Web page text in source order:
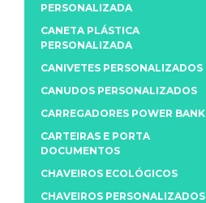
PERSONALIZADA
CANETA PLÁSTICA
PERSONALIZADA
CANIVETES PERSONALIZADOS
CANUDOS PERSONALIZADOS
CARREGADORES POWER BANK
CARTEIRAS E PORTA
DOCUMENTOS
CHAVEIROS ECOLÓGICOS
CHAVEIROS PERSONALIZADOS